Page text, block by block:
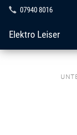
07940 8016
Elektro Leiser